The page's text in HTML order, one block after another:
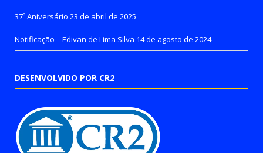
37º Aniversário 23 de abril de 2025
Notificação – Edivan de Lima Silva 14 de agosto de 2024
DESENVOLVIDO POR CR2